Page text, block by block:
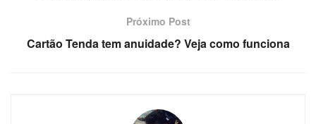
Próximo Post
Cartão Tenda tem anuidade? Veja como funciona